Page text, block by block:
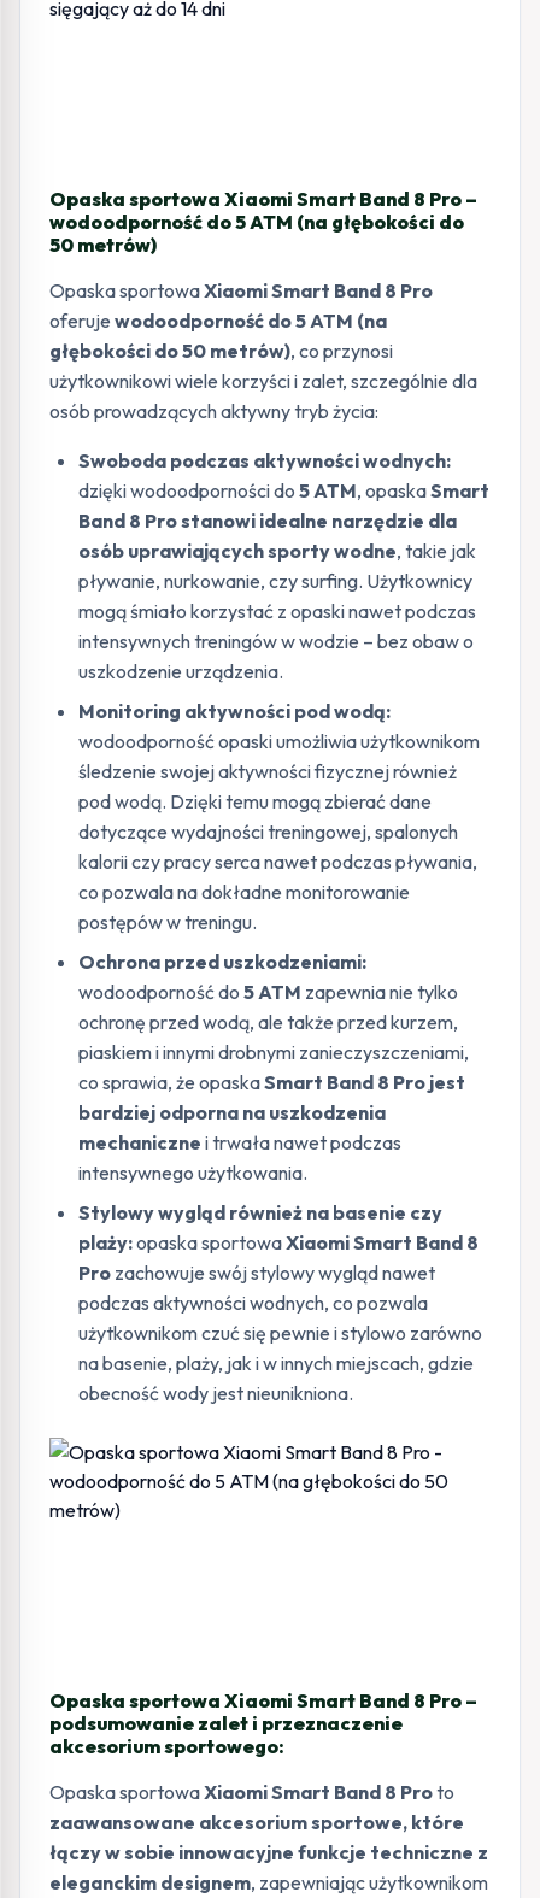
Opaska sportowa Xiaomi Smart Band 8 Pro –
wodoodporność do 5 ATM (na głębokości do
50 metrów)
Opaska sportowaXiaomi Smart Band 8 Pro
oferuje wodoodporność do 5 ATM (na
głębokości do 50 metrów), co przynosi
użytkownikowi wiele korzyści i zalet, szczególnie dla
osób prowadzących aktywny tryb życia:
Swoboda podczas aktywności wodnych:
dzięki wodoodporności do 5 ATM, opaskaSmart
Band 8 Pro stanowi idealne narzędzie dla
osób uprawiających sporty wodne, takie jak
pływanie, nurkowanie, czy surfing. Użytkownicy
mogą śmiało korzystać z opaski nawet podczas
intensywnych treningów w wodzie – bez obaw o
uszkodzenie urządzenia.
Monitoring aktywności pod wodą:
wodoodporność opaski umożliwia użytkownikom
śledzenie swojej aktywności fizycznej również
pod wodą. Dzięki temu mogą zbierać dane
dotyczące wydajności treningowej, spalonych
kalorii czy pracy serca nawet podczas pływania,
co pozwala na dokładne monitorowanie
postępów w treningu.
Ochrona przed uszkodzeniami:
wodoodporność do 5 ATM zapewnia nie tylko
ochronę przed wodą, ale także przed kurzem,
piaskiem i innymi drobnymi zanieczyszczeniami,
co sprawia, że opaskaSmart Band 8 Pro jest
bardziej odporna na uszkodzenia
mechaniczne i trwała nawet podczas
intensywnego użytkowania.
Stylowy wygląd również na basenie czy
plaży:opaska sportowaXiaomi Smart Band 8
Pro zachowuje swój stylowy wygląd nawet
podczas aktywności wodnych, co pozwala
użytkownikom czuć się pewnie i stylowo zarówno
na basenie, plaży, jak i w innych miejscach, gdzie
obecność wody jest nieunikniona.
Opaska sportowa Xiaomi Smart Band 8 Pro –
podsumowanie zalet i przeznaczenie
akcesorium sportowego:
Opaska sportowaXiaomi Smart Band 8 Proto
zaawansowane akcesorium sportowe, które
łączy w sobie innowacyjne funkcje techniczne z
eleganckim designem, zapewniając użytkownikom